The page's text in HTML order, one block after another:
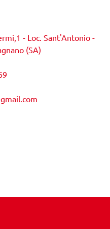
- Loc. Sant'Antonio -
(SA)
nostra pagina Facebook
il nostro profilo Instagram